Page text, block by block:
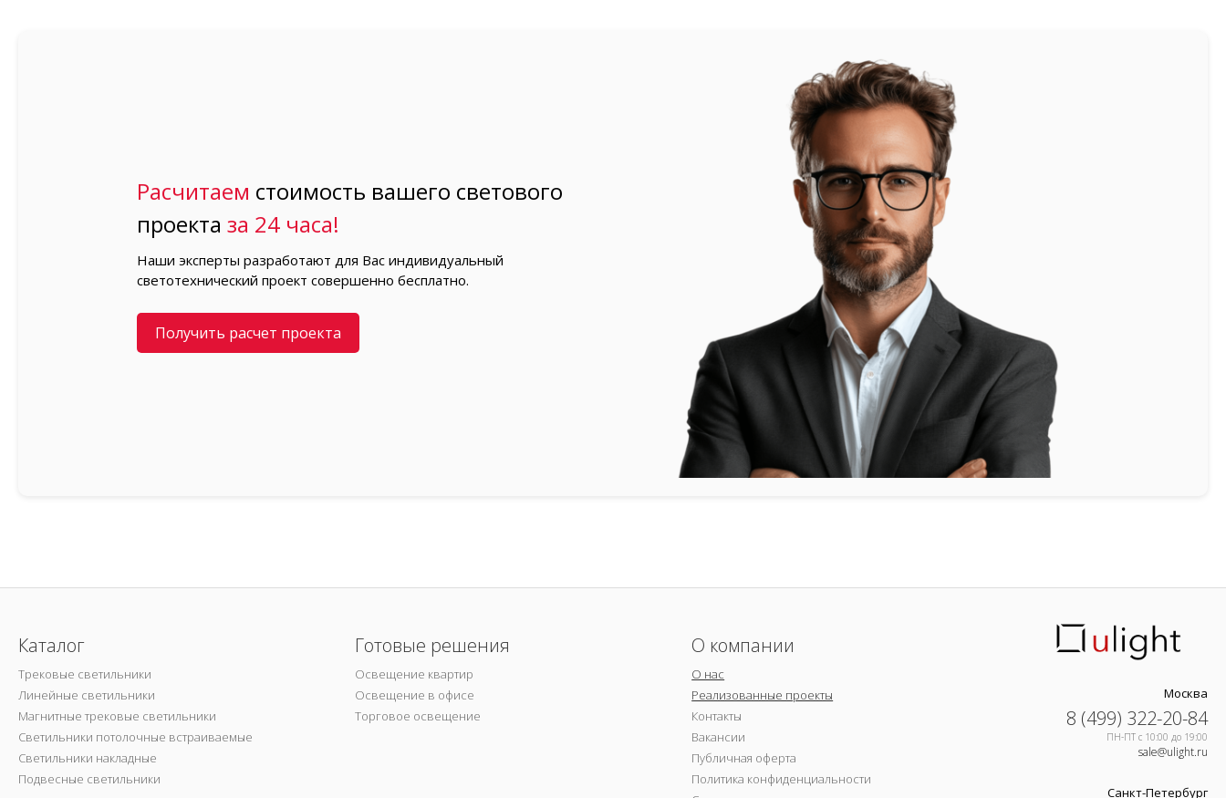
Расчитаем стоимость вашего светового
проектаза 24 часа!
Наши эксперты разработают для Вас индивидуальный
светотехнический проект совершенно бесплатно.
Получить расчет проекта
Каталог
Трековые светильники
Линейные светильники
Магнитные трековые светильники
Светильники потолочные встраиваемые
Светильники накладные
Подвесные светильники
Готовые решения
Освещение квартир
Освещение в офисе
Торговое освещение
О компании
О нас
Реализованные проекты
Контакты
Вакансии
Публичная оферта
Политика конфиденциальности
Москва
8 (499) 322-20-84
ПН-ПТ c 10:00 до 19:00
sale@ulight.ru
Санкт-Петербург